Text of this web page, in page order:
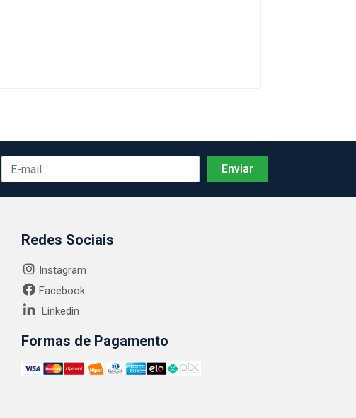
Redes Sociais
Instagram
Facebook
Linkedin
Formas de Pagamento